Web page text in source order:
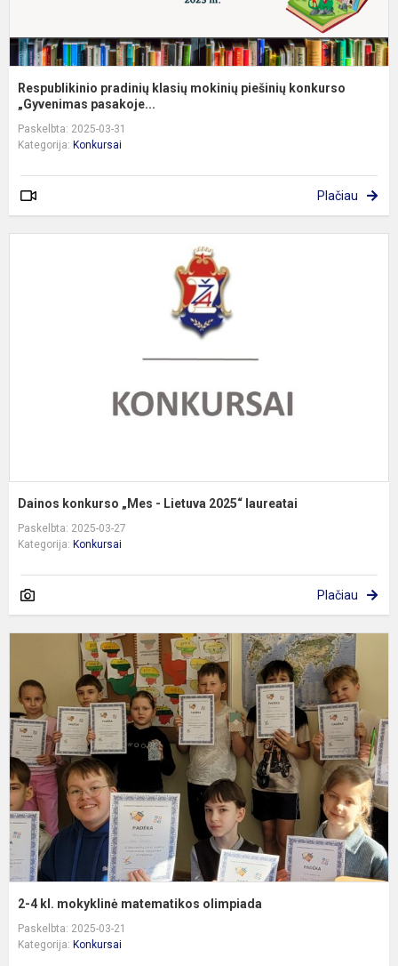
Respublikinio pradinių klasių mokinių piešinių konkurso
„Gyvenimas pasakoje...
Paskelbta: 2025-03-31
Kategorija: Konkursai
Plačiau
Dainos konkurso „Mes - Lietuva 2025“ laureatai
Paskelbta: 2025-03-27
Kategorija: Konkursai
Plačiau
2-4 kl. mokyklinė matematikos olimpiada
Paskelbta: 2025-03-21
Kategorija: Konkursai